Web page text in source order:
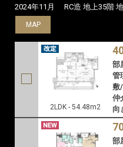
2024年11月
RC造 地上35階
MAP
2LDK - 54.48m2
部
管
敷
仲
向
MAP
部